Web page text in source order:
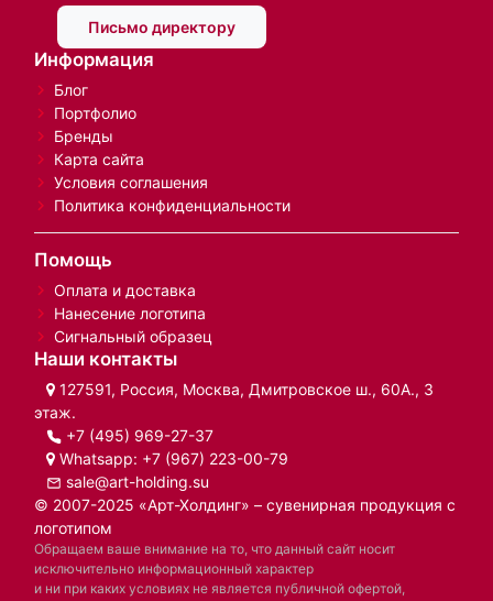
Письмо директору
Информация
Блог
Портфолио
Бренды
Карта сайта
Условия соглашения
Политика конфиденциальности
Помощь
Оплата и доставка
Нанесение логотипа
Сигнальный образец
Наши контакты
127591, Россия, Москва, Дмитровское ш., 60А., 3
этаж.
+7 (495) 969-27-37
Whatsapp: +7 (967) 223-00-79
sale@art-holding.su
© 2007-2025 «Арт-Холдинг» – сувенирная продукция с
логотипом
Обращаем ваше внимание на то, что данный сайт носит
исключительно информационный характер
и ни при каких условиях не является публичной офертой,